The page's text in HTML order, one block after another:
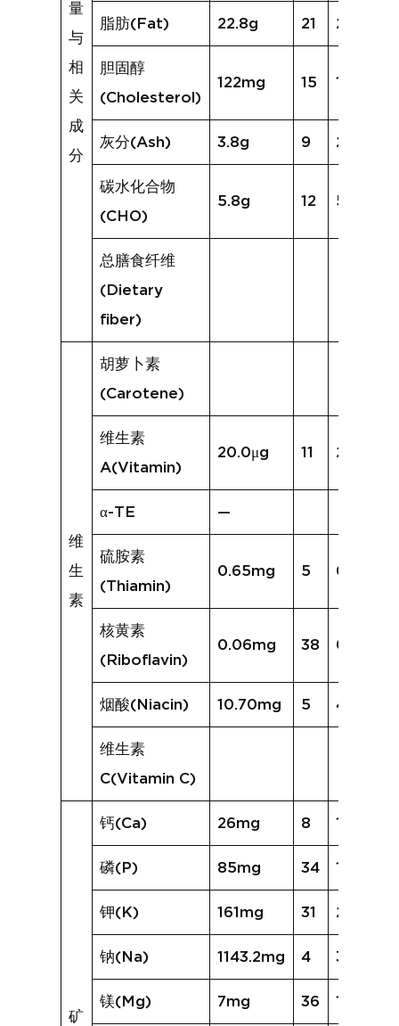
量
与
相
关
成
分
脂肪(Fat) 22.8g 21 21.8g
胆固醇
(Cholesterol)
122mg 15 172mg
灰分(Ash) 3.8g 9 2.2g
碳水化合物
(CHO)
5.8g 12 5.2g
总膳食纤维
(Dietary
fiber)
维
生
素
胡萝卜素
(Carotene)
维生素
A(Vitamin)
20.0μg 11 218.5μg
α-TE —
硫胺素
(Thiamin)
0.65mg 5 0.27mg
核黄素
(Riboflavin)
0.06mg 38 0.21mg
烟酸(Niacin) 10.70mg 5 4.47mg
维生素
C(Vitamin C)
矿
钙(Ca) 26mg 8 15mg
磷(P) 85mg 34 135mg
钾(K) 161mg 31 206mg
钠(Na) 1143.2mg 4
镁(Mg) 7mg 36 17mg